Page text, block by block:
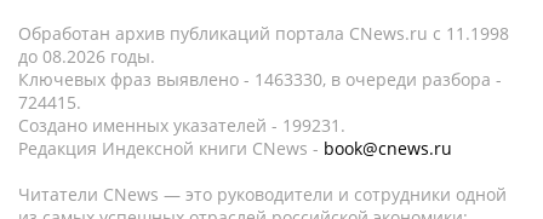
Обработан архив публикаций портала CNews.ru c 11.1998
до 08.2026 годы.
Ключевых фраз выявлено - 1463330, в очереди разбора -
724415.
Создано именных указателей - 199231.
Редакция Индексной книги CNews - book@cnews.ru
Читатели CNews — это руководители и сотрудники одной